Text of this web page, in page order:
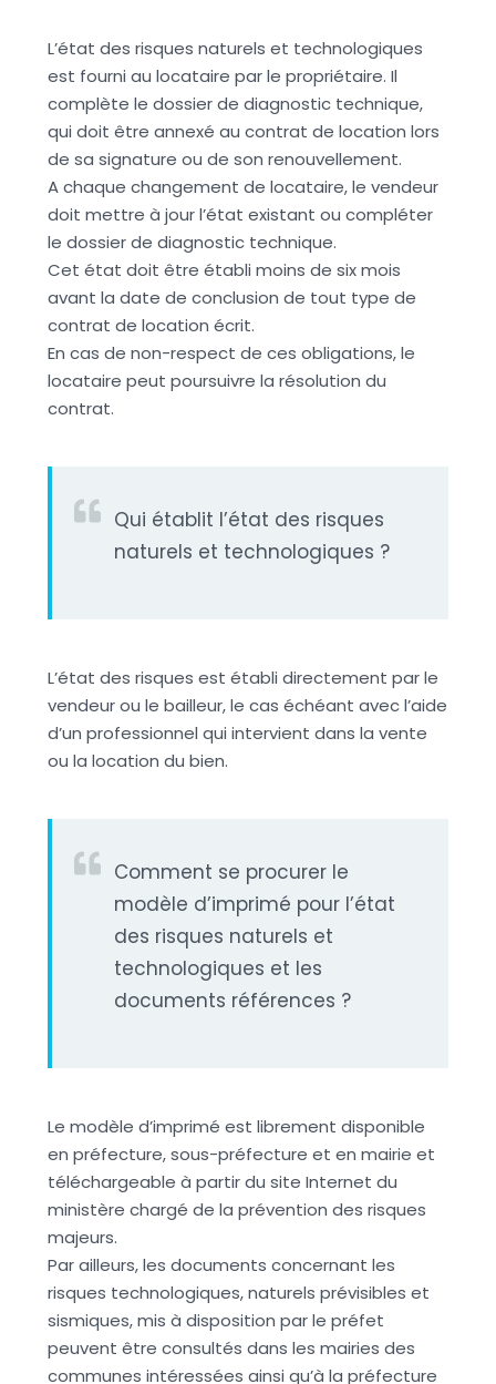
L’état des risques naturels et technologiques
est fourni au locataire par le propriétaire. Il
complète le dossier de diagnostic technique,
qui doit être annexé au contrat de location lors
de sa signature ou de son renouvellement.
A chaque changement de locataire, le vendeur
doit mettre à jour l’état existant ou compléter
le dossier de diagnostic technique.
Cet état doit être établi moins de six mois
avant la date de conclusion de tout type de
contrat de location écrit.
En cas de non-respect de ces obligations, le
locataire peut poursuivre la résolution du
contrat.
Qui établit l’état des risques
naturels et technologiques ?
L’état des risques est établi directement par le
vendeur ou le bailleur, le cas échéant avec l’aide
d’un professionnel qui intervient dans la vente
ou la location du bien.
Comment se procurer le
modèle d’imprimé pour l’état
des risques naturels et
technologiques et les
documents références ?
Le modèle d’imprimé est librement disponible
en préfecture, sous-préfecture et en mairie et
téléchargeable à partir du site Internet du
ministère chargé de la prévention des risques
majeurs.
Par ailleurs, les documents concernant les
risques technologiques, naturels prévisibles et
sismiques, mis à disposition par le préfet
peuvent être consultés dans les mairies des
communes intéressées ainsi qu’à la préfecture